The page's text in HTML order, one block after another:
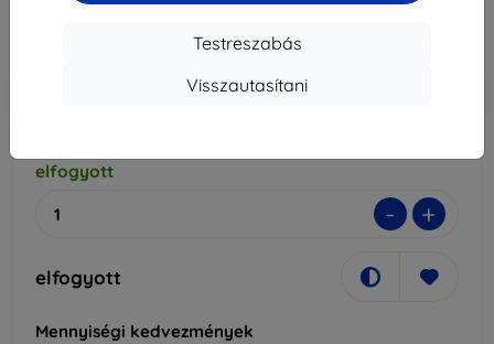
Testreszabás
Visszautasítani
Kedvezmény kuponnalEXTRA10
elfogyott
- +
elfogyott
Mennyiségi kedvezmények